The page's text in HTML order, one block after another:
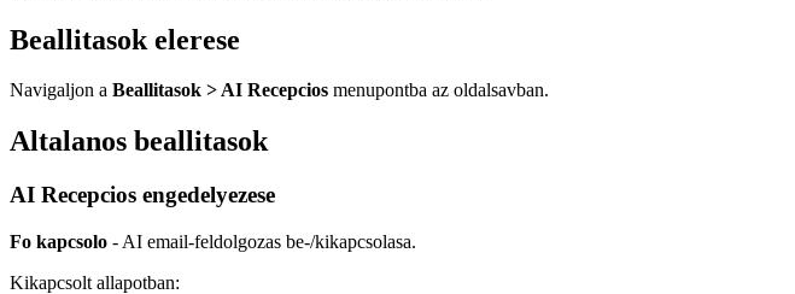
Beallitasok elerese
Navigaljon a Beallitasok > AI Recepcios menupontba az oldalsavban.
Altalanos beallitasok
AI Recepcios engedelyezese
Fo kapcsolo - AI email-feldolgozas be-/kikapcsolasa.
Kikapcsolt allapotban: